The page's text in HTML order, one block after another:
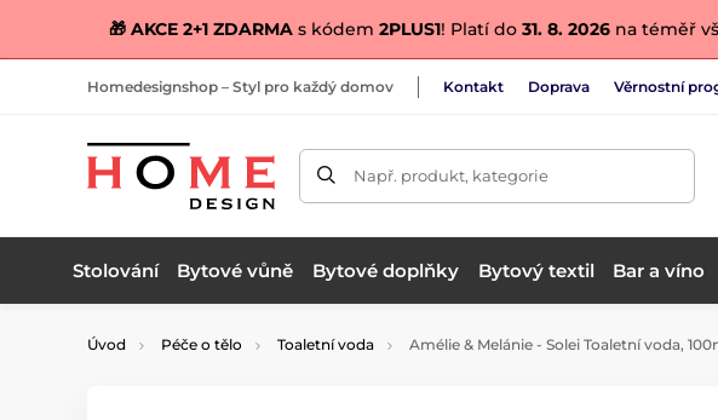
🎁 AKCE 2+1 ZDARMAs kódem 2PLUS1! Platí do31. 8. 2026na téměř
Homedesignshop – Styl pro každý domov Kontakt Doprava Věrnostní
Např. produkt, kategorie
Stolování Bytové vůně Bytové doplňky Bytový textil Bar a víno
Úvod Péče o tělo Toaletní voda Amélie & Melánie - Solei Toaletní voda,